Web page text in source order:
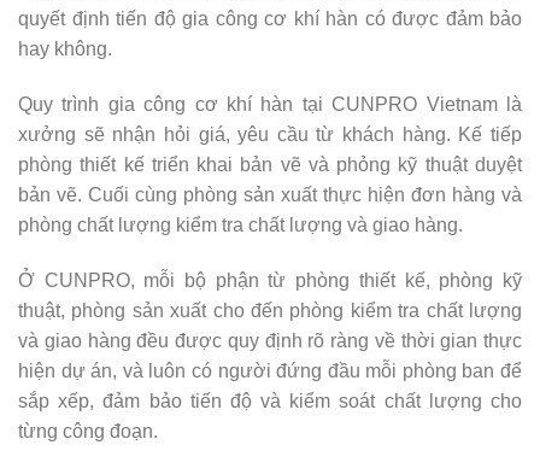
quyết định tiến độ gia công cơ khí hàn có được đảm bảo
hay không.
Quy trình gia công cơ khí hàn tại CUNPRO Vietnam là
xưởng sẽ nhận hỏi giá, yêu cầu từ khách hàng. Kế tiếp
phòng thiết kế triển khai bản vẽ và phỏng kỹ thuật duyệt
bản vẽ. Cuối cùng phòng sản xuất thực hiện đơn hàng và
phòng chất lượng kiểm tra chất lượng và giao hàng.
Ở CUNPRO, mỗi bộ phận từ phòng thiết kế, phòng kỹ
thuật, phòng sản xuất cho đến phòng kiểm tra chất lượng
và giao hàng đều được quy định rõ ràng về thời gian thực
hiện dự án, và luôn có người đứng đầu mỗi phòng ban để
sắp xếp, đảm bảo tiến độ và kiểm soát chất lượng cho
từng công đoạn.